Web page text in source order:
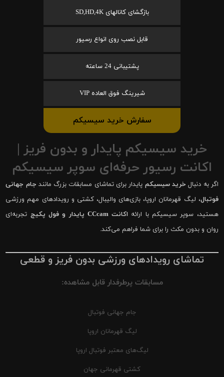
بازگشای کانالهای SD,HD,4K
قابل نصب روی انواع رسیور
پشتیبانی 24 ساعته
شیرینگ فوق العاده VIP
سفارش خرید سیسیکم
خرید سیسیکم پایدار و بدون فریز |
اکانت رسیور حرفه‌ای سوپر سیسیکم
اگر به دنبال خرید سیسیکم پایدار برای تماشای مسابقات بزرگ مانند جام جهانی
فوتبال، لیگ قهرمانان اروپا، بازی‌های والیبال، کشتی و رویدادهای مهم ورزشی
هستید، سوپر سیسیکم با ارائه اکانت CCcam پایدار و فول پکیج
تجربه‌ای
روان و بدون مکث را برای شما فراهم می‌کند.
تماشای رویدادهای ورزشی بدون فریز و قطعی
مسابقات پرطرفدار قابل مشاهده:
جام جهانی فوتبال
لیگ قهرمانان اروپا
لیگ‌های معتبر فوتبال اروپا
کشتی قهرمانی جهان